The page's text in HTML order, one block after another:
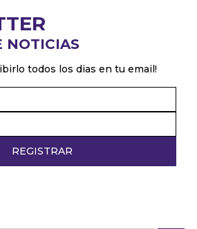
NOTICIAS
todos los dias en tu email!